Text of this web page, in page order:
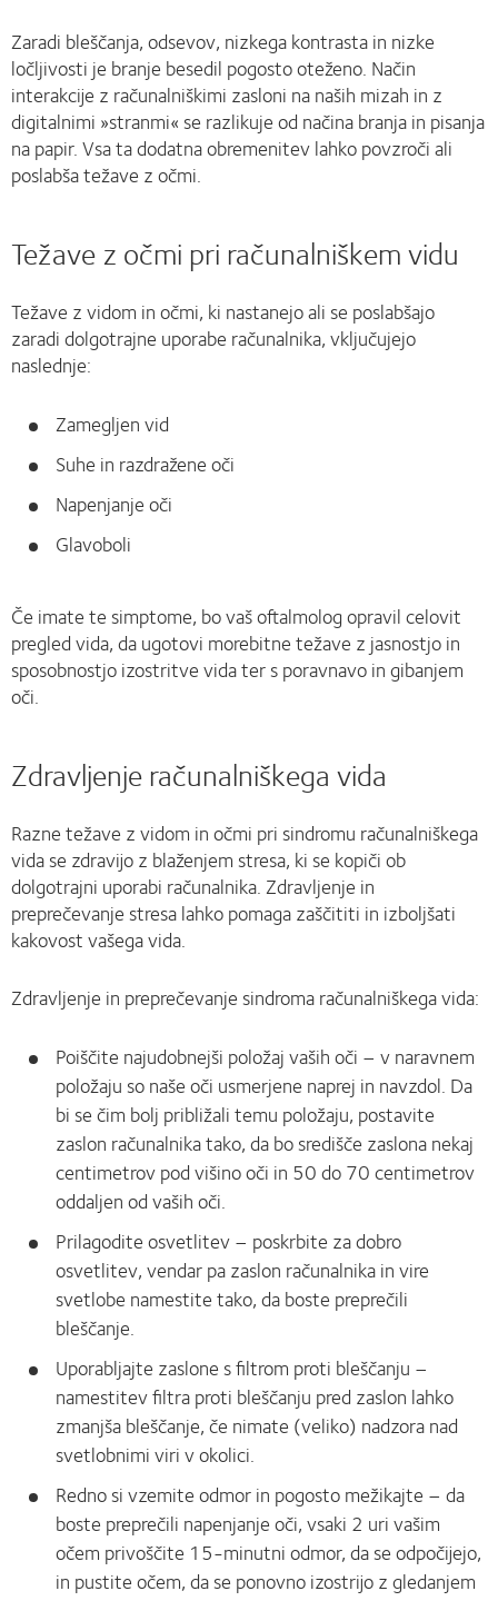
Zaradi bleščanja, odsevov, nizkega kontrasta in nizke
ločljivosti je branje besedil pogosto oteženo. Način
interakcije z računalniškimi zasloni na naših mizah in z
digitalnimi »stranmi« se razlikuje od načina branja in pisanja
na papir. Vsa ta dodatna obremenitev lahko povzroči ali
poslabša težave z očmi.
Težave z očmi pri računalniškem vidu
Težave z vidom in očmi, ki nastanejo ali se poslabšajo
zaradi dolgotrajne uporabe računalnika, vključujejo
naslednje:
Zamegljen vid
Suhe in razdražene oči
Napenjanje oči
Glavoboli
Če imate te simptome, bo vaš oftalmolog opravil celovit
pregled vida, da ugotovi morebitne težave z jasnostjo in
sposobnostjo izostritve vida ter s poravnavo in gibanjem
oči.
Zdravljenje računalniškega vida
Razne težave z vidom in očmi pri sindromu računalniškega
vida se zdravijo z blaženjem stresa, ki se kopiči ob
dolgotrajni uporabi računalnika. Zdravljenje in
preprečevanje stresa lahko pomaga zaščititi in izboljšati
kakovost vašega vida.
Zdravljenje in preprečevanje sindroma računalniškega vida:
Poiščite najudobnejši položaj vaših oči – v naravnem
položaju so naše oči usmerjene naprej in navzdol. Da
bi se čim bolj približali temu položaju, postavite
zaslon računalnika tako, da bo središče zaslona nekaj
centimetrov pod višino oči in 50 do 70 centimetrov
oddaljen od vaših oči.
Prilagodite osvetlitev – poskrbite za dobro
osvetlitev, vendar pa zaslon računalnika in vire
svetlobe namestite tako, da boste preprečili
bleščanje.
Uporabljajte zaslone s filtrom proti bleščanju –
namestitev filtra proti bleščanju pred zaslon lahko
zmanjša bleščanje, če nimate (veliko) nadzora nad
svetlobnimi viri v okolici.
Redno si vzemite odmor in pogosto mežikajte – da
boste preprečili napenjanje oči, vsaki 2 uri vašim
očem privoščite 15-minutni odmor, da se odpočijejo,
in pustite očem, da se ponovno izostrijo z gledanjem